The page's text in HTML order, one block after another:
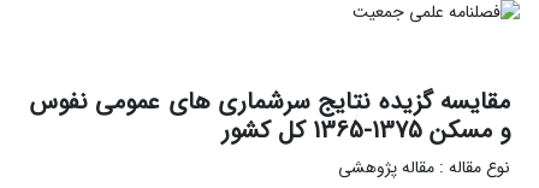
مقایسه گزیده نتایج سرشماری های عمومی نفوس
و مسکن 1375-1365 کل کشور
نوع مقاله : مقاله پژوهشی